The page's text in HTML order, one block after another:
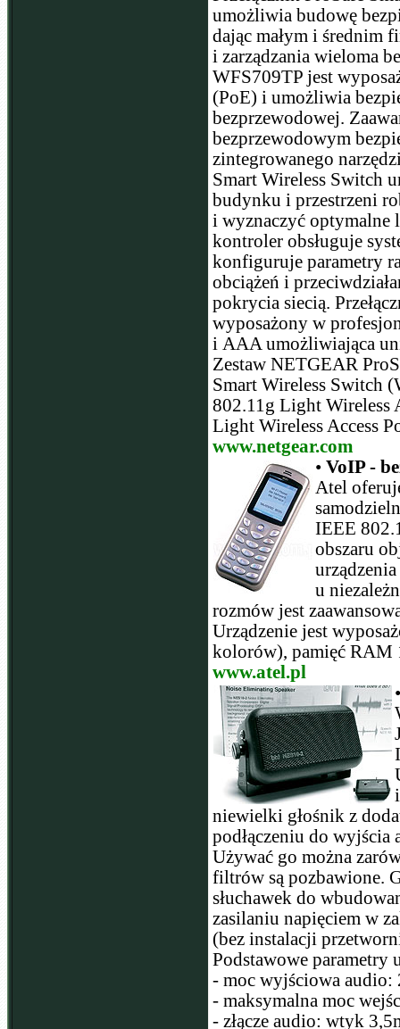
umożliwia budowę
dając małym i średnim
i zarządzania wieloma
WFS709TP jest
(PoE) i umożliwia
bezprzewodowej.
bezprzewodowym
zintegrowanego
Smart Wireless Switch
budynku i przestrzeni
i wyznaczyć optymalne
kontroler obsługuje
konfiguruje parametry
obciążeń i
pokrycia siecią.
wyposażony w
i AAA umożliwiająca
Zestaw NETGEAR
Smart Wireless Switch
802.11g Light Wireless
Light Wireless Access
www.netgear.com
• VoIP -
Atel
IEEE
obszaru
u
rozmów jest
Urządzenie jest
kolorów), pamięć
www.atel.pl
niewielki głośnik z
podłączeniu do
Używać go można
filtrów są pozbawione.
słuchawek do
zasilaniu napięciem w
(bez instalacji
Podstawowe parametry
- moc wyjściowa audio:
- maksymalna moc
- złącze audio: wtyk